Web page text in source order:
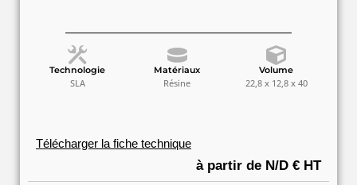
Technologie
SLA
Matériaux
Résine
Volume
22,8 x 12,8 x 40
Télécharger la fiche technique
à partir de N/D € HT